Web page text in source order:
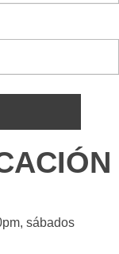
sábados